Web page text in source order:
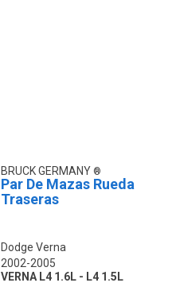
BRUCK GERMANY
Par De Mazas Rueda
Traseras
Dodge Verna
2002-2005
VERNA L4 1.6L - L4 1.5L